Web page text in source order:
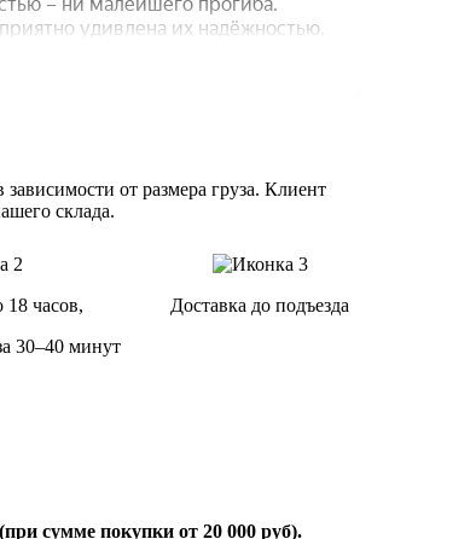
от размера груза. Клиент
склада.
18 часов,
30–40 минут
Доставка до подъезда
сумме покупки от 20 000 руб).